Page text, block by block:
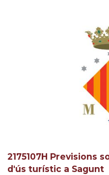
2175107H Previsions
d'ús turístic a Sagunt